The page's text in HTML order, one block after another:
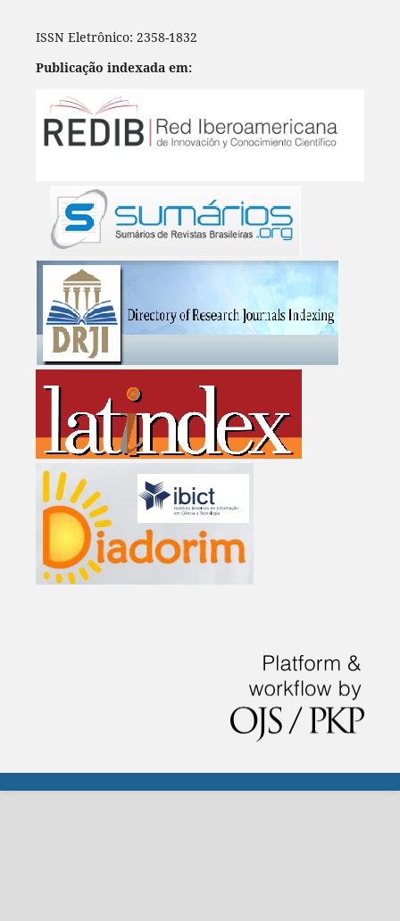
ISSN Eletrônico: 2358-1832
Publicação indexada em: